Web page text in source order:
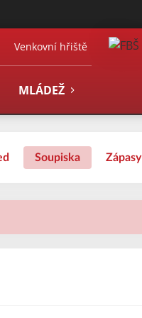
Venkovní hřiště
MLÁDEŽ
Soupiska Zápasy